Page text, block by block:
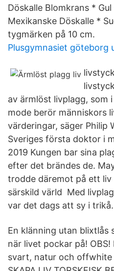
Döskalle Blomkrans * Gul
Mexikanske Döskalle *
tygmärken på 10 cm.
Plusgymnasiet göteborg
av ärmlöst livplagg, som
mode berör människors
värderingar, säger Philip
Sveriges första doktor i
2019 Kungen bar sina
efter det brändes de.
trodde däremot på ett liv
särskild värld Med
var det dags att sy i trikå.
En klänning utan blixtlås
när livet pockar på!
svart, natur och offwhite